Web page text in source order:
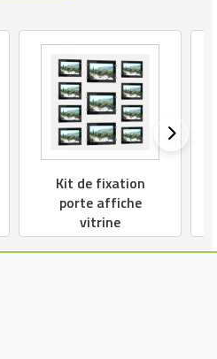
Kit de fixation
porte affiche
vitrine